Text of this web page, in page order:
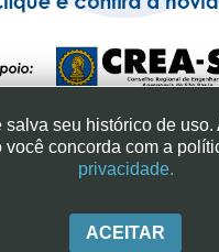
ENGENHEIROS NO
|+ 55 (11) 3113-2600
salva seu histórico de uso.
você concorda com a
privacidade.
ACEITAR